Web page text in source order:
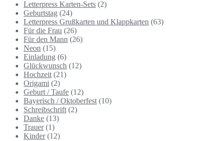
Letterpress Karten-Sets (2)
Geburtstag (24)
Letterpress Grußkarten und Klappkarten (63)
Für die Frau (26)
Für den Mann (26)
Neon (15)
Einladung (6)
Glückwunsch (12)
Hochzeit (21)
Origami (2)
Geburt / Taufe (12)
Bayerisch / Oktoberfest (10)
Schreibschrift (2)
Danke (13)
Trauer (1)
Kinder (12)